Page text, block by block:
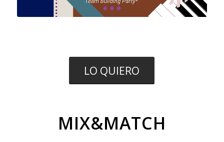
LO QUIERO
MIX&MATCH